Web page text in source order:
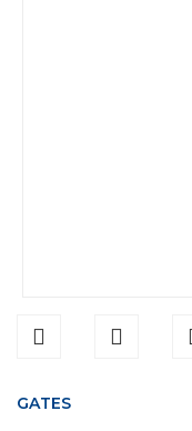
GATES